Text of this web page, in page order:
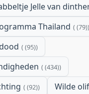
Jelle van
Thailand (79)
(95)
(434)
(92) Wilde